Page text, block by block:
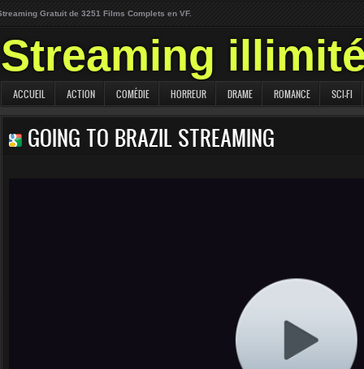
Gratuit de 3251 Films Complets en VF.
Streaming
ACCUEIL ACTION COMÉDIE HORREUR DRAME ROMANCE SCI-FI
GOING TO BRAZIL STREAMING